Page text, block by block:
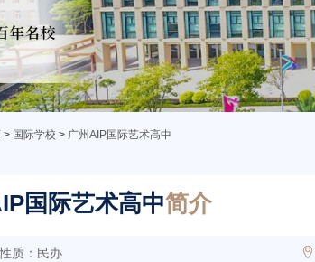
> 国际学校 > 广州AIP国际艺术高中
国际艺术高中简介
质： 民办 